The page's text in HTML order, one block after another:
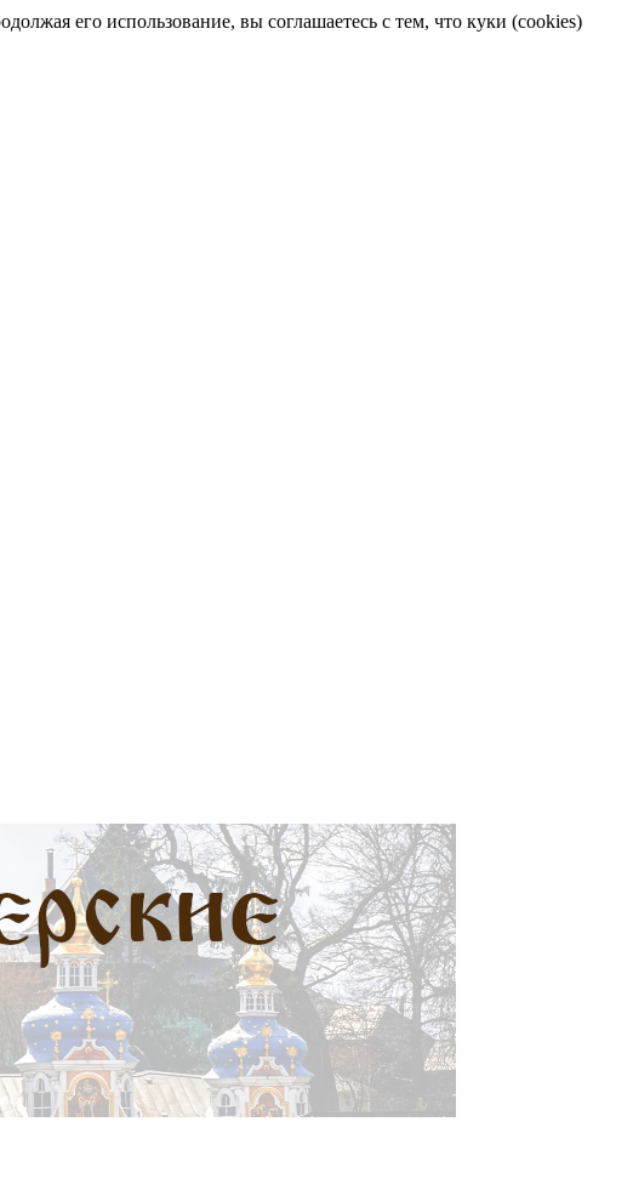
его использование, вы соглашаетесь с тем, что куки (cookies)